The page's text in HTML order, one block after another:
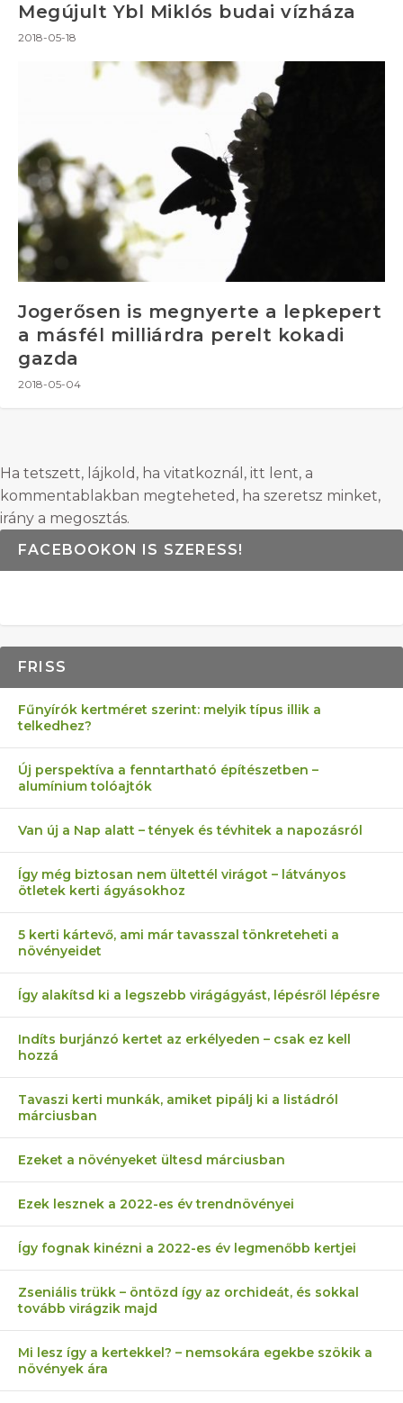
Megújult Ybl Miklós budai vízháza
2018-05-18
Jogerősen is megnyerte a lepkepert
a másfél milliárdra perelt kokadi
gazda
2018-05-04
Ha tetszett, lájkold, ha vitatkoznál, itt lent, a
kommentablakban megteheted, ha szeretsz minket,
irány a megosztás.
FACEBOOKON IS SZERESS!
FRISS
Fűnyírók kertméret szerint: melyik típus illik a
telkedhez?
Új perspektíva a fenntartható építészetben –
alumínium tolóajtók
Van új a Nap alatt – tények és tévhitek a napozásról
Így még biztosan nem ültettél virágot – látványos
ötletek kerti ágyásokhoz
5 kerti kártevő, ami már tavasszal tönkreteheti a
növényeidet
Így alakítsd ki a legszebb virágágyást, lépésről lépésre
Indíts burjánzó kertet az erkélyeden – csak ez kell
hozzá
Tavaszi kerti munkák, amiket pipálj ki a listádról
márciusban
Ezeket a növényeket ültesd márciusban
Ezek lesznek a 2022-es év trendnövényei
Így fognak kinézni a 2022-es év legmenőbb kertjei
Zseniális trükk – öntözd így az orchideát, és sokkal
tovább virágzik majd
Mi lesz így a kertekkel? – nemsokára egekbe szökik a
növények ára